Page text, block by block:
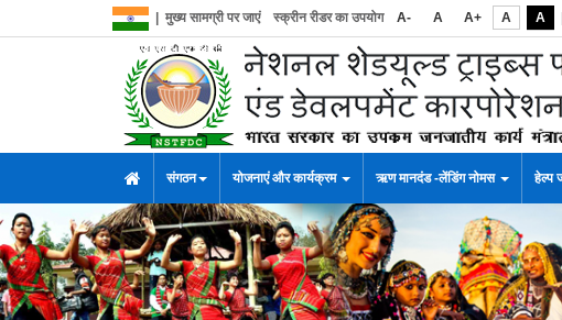
मुख्य सामग्री पर जाएं स्क्रीन रीडर का उपयोग A- A A+ A A
संगठन योजनाएं और कार्यक्रम ऋण मानदंड -लेंडिंग नोमस हेल्प